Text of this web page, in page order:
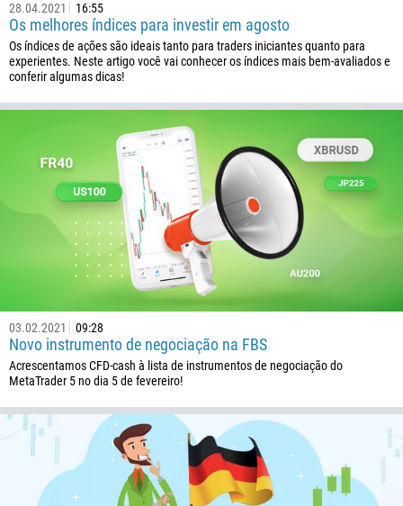
28.04.2021 16:55
Os melhores índices para investir em agosto
Os índices de ações são ideais tanto para traders iniciantes quanto para
experientes. Neste artigo você vai conhecer os índices mais bem-avaliados e
conferir algumas dicas!
03.02.2021 09:28
Novo instrumento de negociação na FBS
Acrescentamos CFD-cash à lista de instrumentos de negociação do
MetaTrader 5 no dia 5 de fevereiro!Ligue de volta
Número de telefone
Agende uma chamada